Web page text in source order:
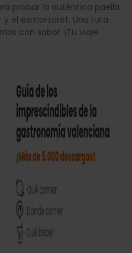
probar la auténtica paella
el esmorzaret. Una ruta
con sabor. ¡Tu viaje